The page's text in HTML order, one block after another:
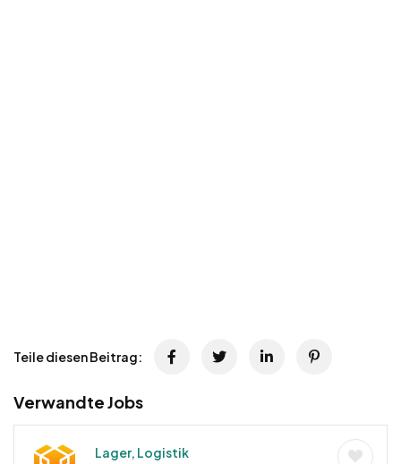
Teile diesen Beitrag:
Verwandte Jobs
Lager, Logistik